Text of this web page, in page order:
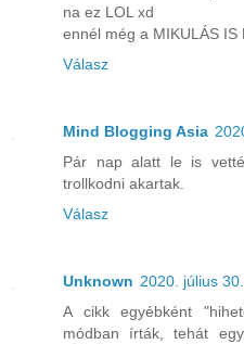
na ez LOL xd
ennél még a MIKULÁS IS
Válasz
Mind Blogging Asia
Pár nap alatt le is
trollkodni akartak.
Válasz
Unknown 2020. július
A cikk egyébként
módban írták, tehát